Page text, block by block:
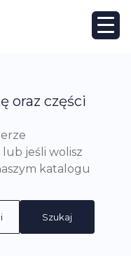
oraz części
jeśli wolisz
katalogu
Szukaj